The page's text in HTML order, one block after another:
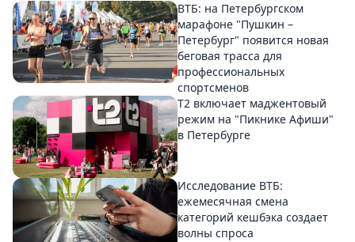
ВТБ: на Петербургском
марафоне "Пушкин –
Петербург" появится новая
беговая трасса для
профессиональных
спортсменов
Т2 включает маджентовый
режим на "Пикнике Афиши"
в Петербурге
Исследование ВТБ:
ежемесячная смена
категорий кешбэка создает
волны спроса